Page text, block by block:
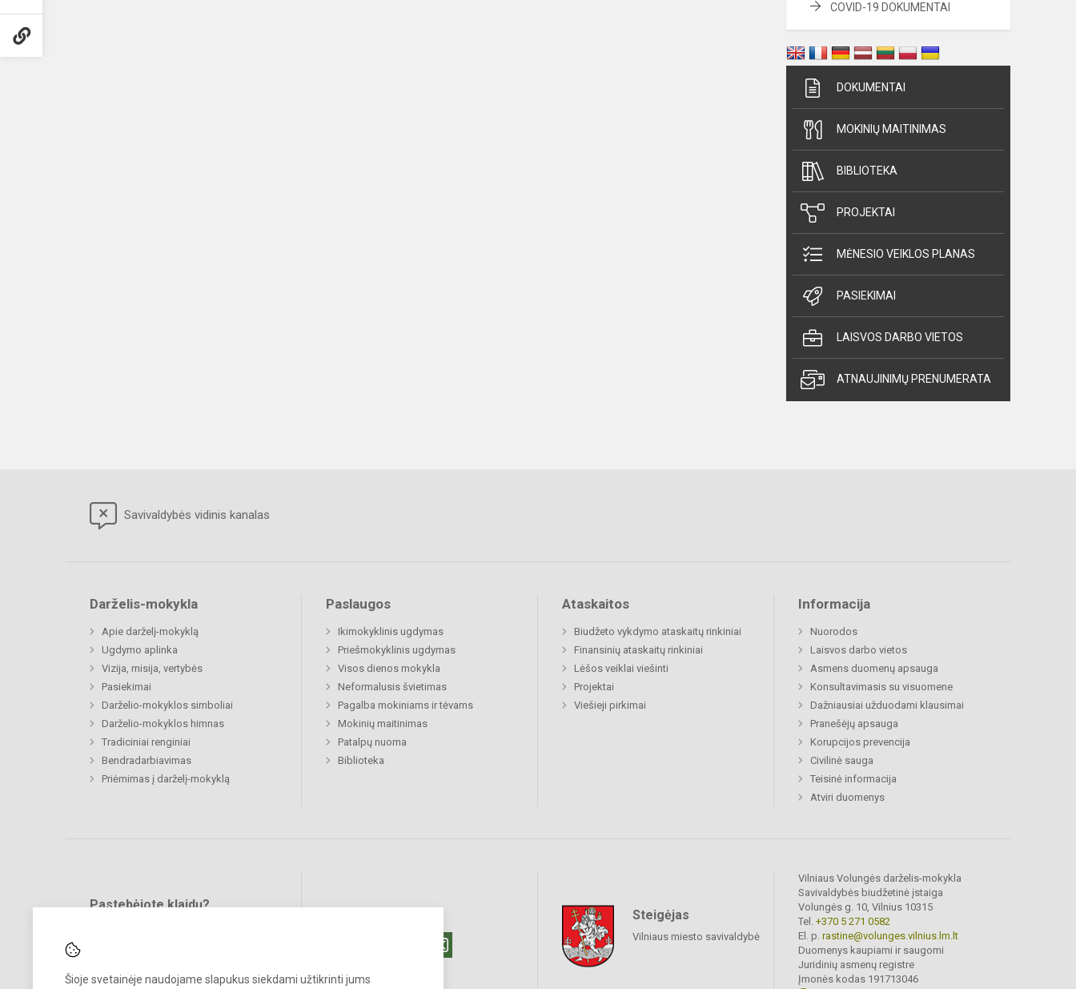
Šioje svetainėje naudojame slapukus siekdami užtikrinti jums
COVID-19 DOKUMENTAI
DOKUMENTAI
MOKINIŲ MAITINIMAS
BIBLIOTEKA
PROJEKTAI
MĖNESIO VEIKLOS PLANAS
PASIEKIMAI
LAISVOS DARBO VIETOS
ATNAUJINIMŲ PRENUMERATA
Savivaldybės vidinis kanalas
Darželis-mokykla
Apie darželį-mokyklą
Ugdymo aplinka
Vizija, misija, vertybės
Pasiekimai
Darželio-mokyklos simboliai
Darželio-mokyklos himnas
Tradiciniai renginiai
Bendradarbiavimas
Priėmimas į darželį-mokyklą
Paslaugos
Ikimokyklinis ugdymas
Priešmokyklinis ugdymas
Visos dienos mokykla
Neformalusis švietimas
Pagalba mokiniams ir tėvams
Mokinių maitinimas
Patalpų nuoma
Biblioteka
Ataskaitos
Biudžeto vykdymo ataskaitų rinkiniai
Finansinių ataskaitų rinkiniai
Lėšos veiklai viešinti
Projektai
Viešieji pirkimai
Informacija
Nuorodos
Laisvos darbo vietos
Asmens duomenų apsauga
Konsultavimasis su visuomene
Dažniausiai užduodami klausimai
Pranešėjų apsauga
Korupcijos prevencija
Civilinė sauga
Teisinė informacija
Atviri duomenys
Pastebėjote klaidų?
Steigėjas
Vilniaus miesto savivaldybė
Vilniaus Volungės darželis-mokykla
Savivaldybės biudžetinė įstaiga
Volungės g. 10, Vilnius 10315
Tel. +370 5 271 0582
El. p. rastine@volunges.vilnius.lm.lt
Duomenys kaupiami ir saugomi
Juridinių asmenų registre
Įmonės kodas 191713046